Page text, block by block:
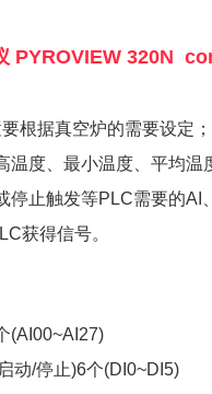
PYROVIEW 320N
根据真空炉的需要设定
温度、最小温度、平均
停止触发等PLC需要的AI
获得信号。
(AI00~AI27)
动/停止)6个(DI0~DI5)